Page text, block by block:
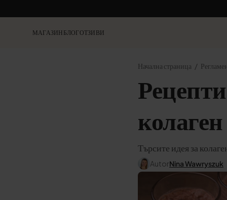
МАГАЗИН БЛОГОТЗИВИ
Начална страница
колаген
Търсите идея за
AutorNina Wawryszuk